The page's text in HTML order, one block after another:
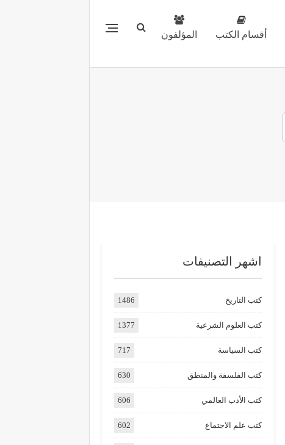
أقسام الكتب المؤلفون
اشهر التصنيفات
كتب التاريخ 1486
كتب العلوم الشرعية 1377
كتب السياسة 717
كتب الفلسفة والمنطق 630
كتب الأدب العالمي 606
كتب علم الاجتماع 602